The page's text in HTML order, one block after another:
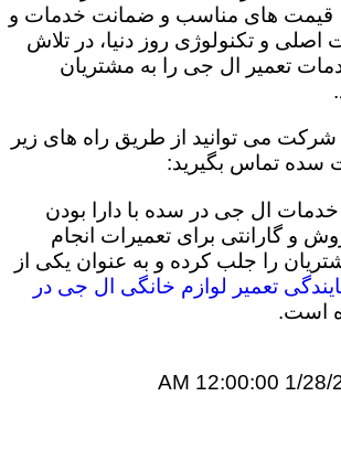
قیمت های مناسب و ضمانت خدمات و
اصلی و تکنولوژی روز دنیا، در تلاش
تعمیر ال جی را به مشتریان
شرکت می توانید از طریق راه های زیر
سده تماس بگیرید:
ال جی در سده با دارا بودن
و گارانتی برای تعمیرات انجام
را جلب کرده و به عنوان یکی از
تعمیر لوازم خانگی ال جی در
است.
1/28/2025